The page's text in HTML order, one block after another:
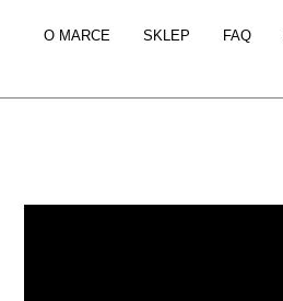
O MARCE SKLEP FAQ